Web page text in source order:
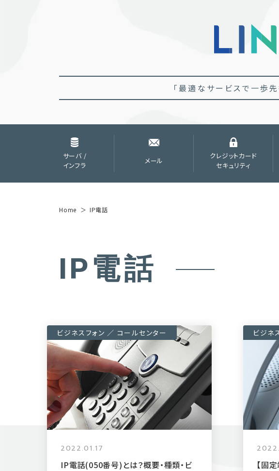
「最適なサービスで一歩先
サーバ /
インフラ
メール
クレジットカード
セキュリティ
Home IP電話
IP電話
ビジネスフォン ／ コールセンター
2022.01.17
IP電話(050番号)とは？概要・種類・ビ
ビジネ
【固